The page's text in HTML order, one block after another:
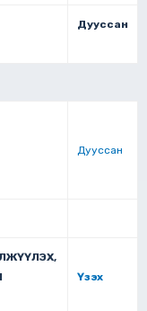
Дууссан
Дууссан
Үзэх